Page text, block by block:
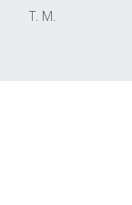
T. M.